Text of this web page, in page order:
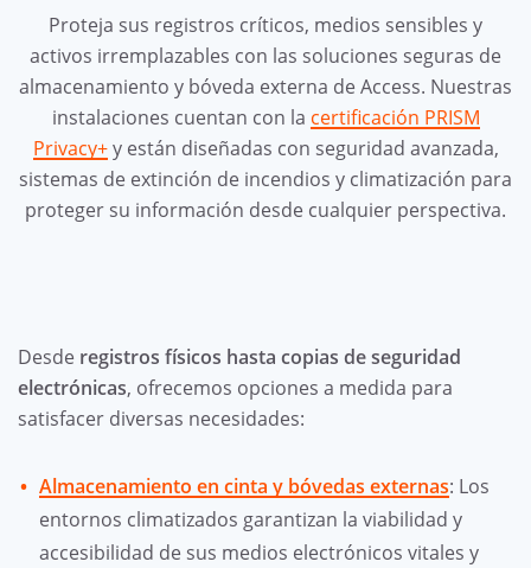
Proteja sus registros críticos, medios sensibles y
activos irremplazables con las soluciones seguras de
almacenamiento y bóveda externa de Access. Nuestras
instalaciones cuentan con la certificación PRISM
Privacy+y están diseñadas con seguridad avanzada,
sistemas de extinción de incendios y climatización para
proteger su información desde cualquier perspectiva.
Desde registros físicos hasta copias de seguridad
electrónicas, ofrecemos opciones a medida para
satisfacer diversas necesidades:
Almacenamiento en cinta y bóvedas externas: Los
entornos climatizados garantizan la viabilidad y
accesibilidad de sus medios electrónicos vitales y